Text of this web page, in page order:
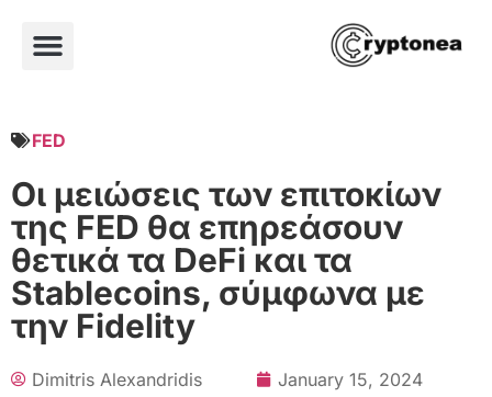
FED
Οι μειώσεις των επιτοκίων
της FED θα επηρεάσουν
θετικά τα DeFi και τα
Stablecoins, σύμφωνα με
την Fidelity
Dimitris Alexandridis
January 15, 2024